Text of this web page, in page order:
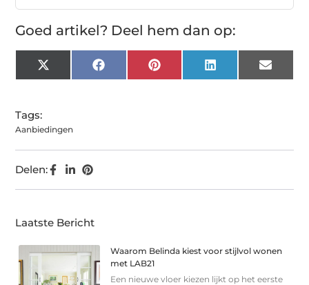
Goed artikel? Deel hem dan op:
X
(Twitter)
FacebookPinterest LinkedIn Email
Tags:
Aanbiedingen
Delen:
Laatste Bericht
Waarom Belinda kiest voor stijlvol wonen
met LAB21
Een nieuwe vloer kiezen lijkt op het eerste